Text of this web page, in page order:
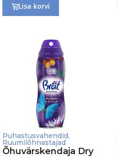
Lisa korvi
Puhastusvahendid,
Ruumilõhnastajad
Õhuvärskendaja Dry